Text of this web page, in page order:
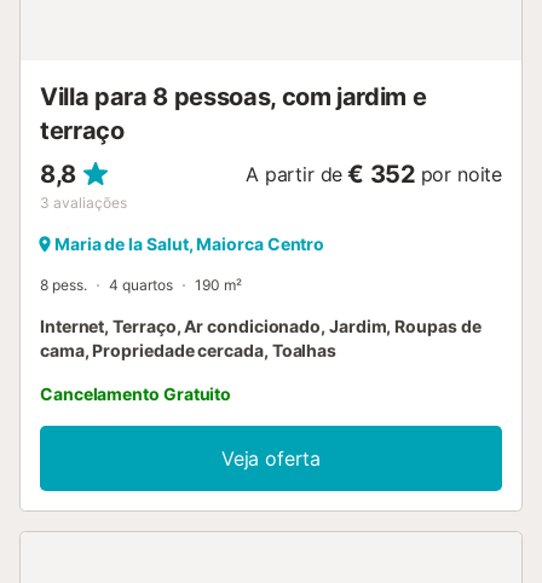
Villa para 8 pessoas, com jardim e
terraço
8,8
3 avaliações
A partir de € 352 por noite
Maria de la Salut, Maiorca Centro
8 pess. 4 quartos 190 m²
Internet, Terraço, Ar condicionado, Jardim, Roupas de
cama, Propriedade cercada, Toalhas
Cancelamento Gratuito
Veja oferta